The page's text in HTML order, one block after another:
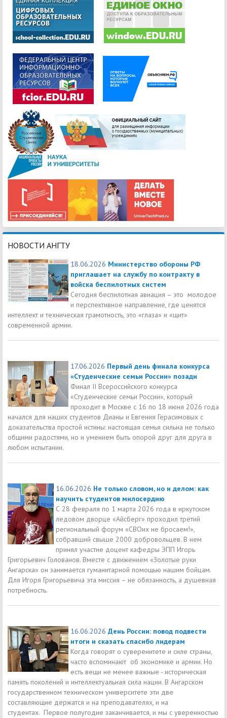
НОВОСТИ АНГТУ
18.06.2026 Министерство обороны РФ
приглашает на службу по контракту в
войска беспилотных систем
Сегодня беспилотная авиация – это молодое
и перспективное направление, где ценятся
интеллект и техническая грамотность, это «глаза» и «щит»
современной армии.
17.06.2026 Первый день финала конкурса
«Студенческие семьи России» позади
Финал II Всероссийского конкурса
«Студенческие семьи России», который
проходит в Москве с 16 по 18 июня 2026 года
начался для наших студентов Дианы и Евгения Герасимовых с
доказательства простой истины: настоящая семья сильна не только
общими радостями, но и умением быть опорой друг для друга в
любом испытании.
16.06.2026 Не только словом, но и делом: как
научить студентов милосердию
С 28 февраля по 1 марта 2026 года в иркутском
ледовом дворце «Айсберг» проходил третий
региональный форум «СВОих не бросаем!»,
собравший свыше 2000 добровольцев. В нем
принял участие доцент кафедры ЭПП Игорь
Григорьевич Голованов. Вместе с движением «Золотые руки
Ангарска» он занимается гуманитарной помощью нашим бойцам.
Для Игоря Григорьевича эта миссия – не обязанность, а душевная
потребность.
16.06.2026 День России: повод подвести
итоги и сказать спасибо лидерам
Когда говорят о суверенитете и силе страны,
часто вспоминают об экономике и армии. Но
есть вещи не менее важные - историческая
память поколений и интеллектуальная сила нации. В Ангарском
государственном техническом университете эти две
составляющие держатся и на преподавателях, и на
студентах. Первое полугодие заканчивается, и мы с уверенностью